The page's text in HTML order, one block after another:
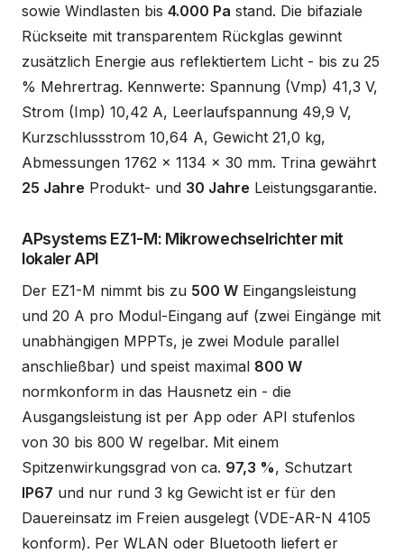
sowie Windlasten bis 4.000 Pa stand. Die bifaziale
Rückseite mit transparentem Rückglas gewinnt
zusätzlich Energie aus reflektiertem Licht - bis zu 25
% Mehrertrag. Kennwerte: Spannung (Vmp) 41,3 V,
Strom (Imp) 10,42 A, Leerlaufspannung 49,9 V,
Kurzschlussstrom 10,64 A, Gewicht 21,0 kg,
Abmessungen 1762 x 1134 x 30 mm. Trina gewährt
25 Jahre Produkt- und 30 Jahre Leistungsgarantie.
APsystems EZ1-M: Mikrowechselrichter mit
lokaler API
Der EZ1-M nimmt bis zu 500 W Eingangsleistung
und 20 A pro Modul-Eingang auf (zwei Eingänge mit
unabhängigen MPPTs, je zwei Module parallel
anschließbar) und speist maximal 800 W
normkonform in das Hausnetz ein - die
Ausgangsleistung ist per App oder API stufenlos
von 30 bis 800 W regelbar. Mit einem
Spitzenwirkungsgrad von ca. 97,3 %, Schutzart
IP67 und nur rund 3 kg Gewicht ist er für den
Dauereinsatz im Freien ausgelegt (VDE-AR-N 4105
konform). Per WLAN oder Bluetooth liefert er